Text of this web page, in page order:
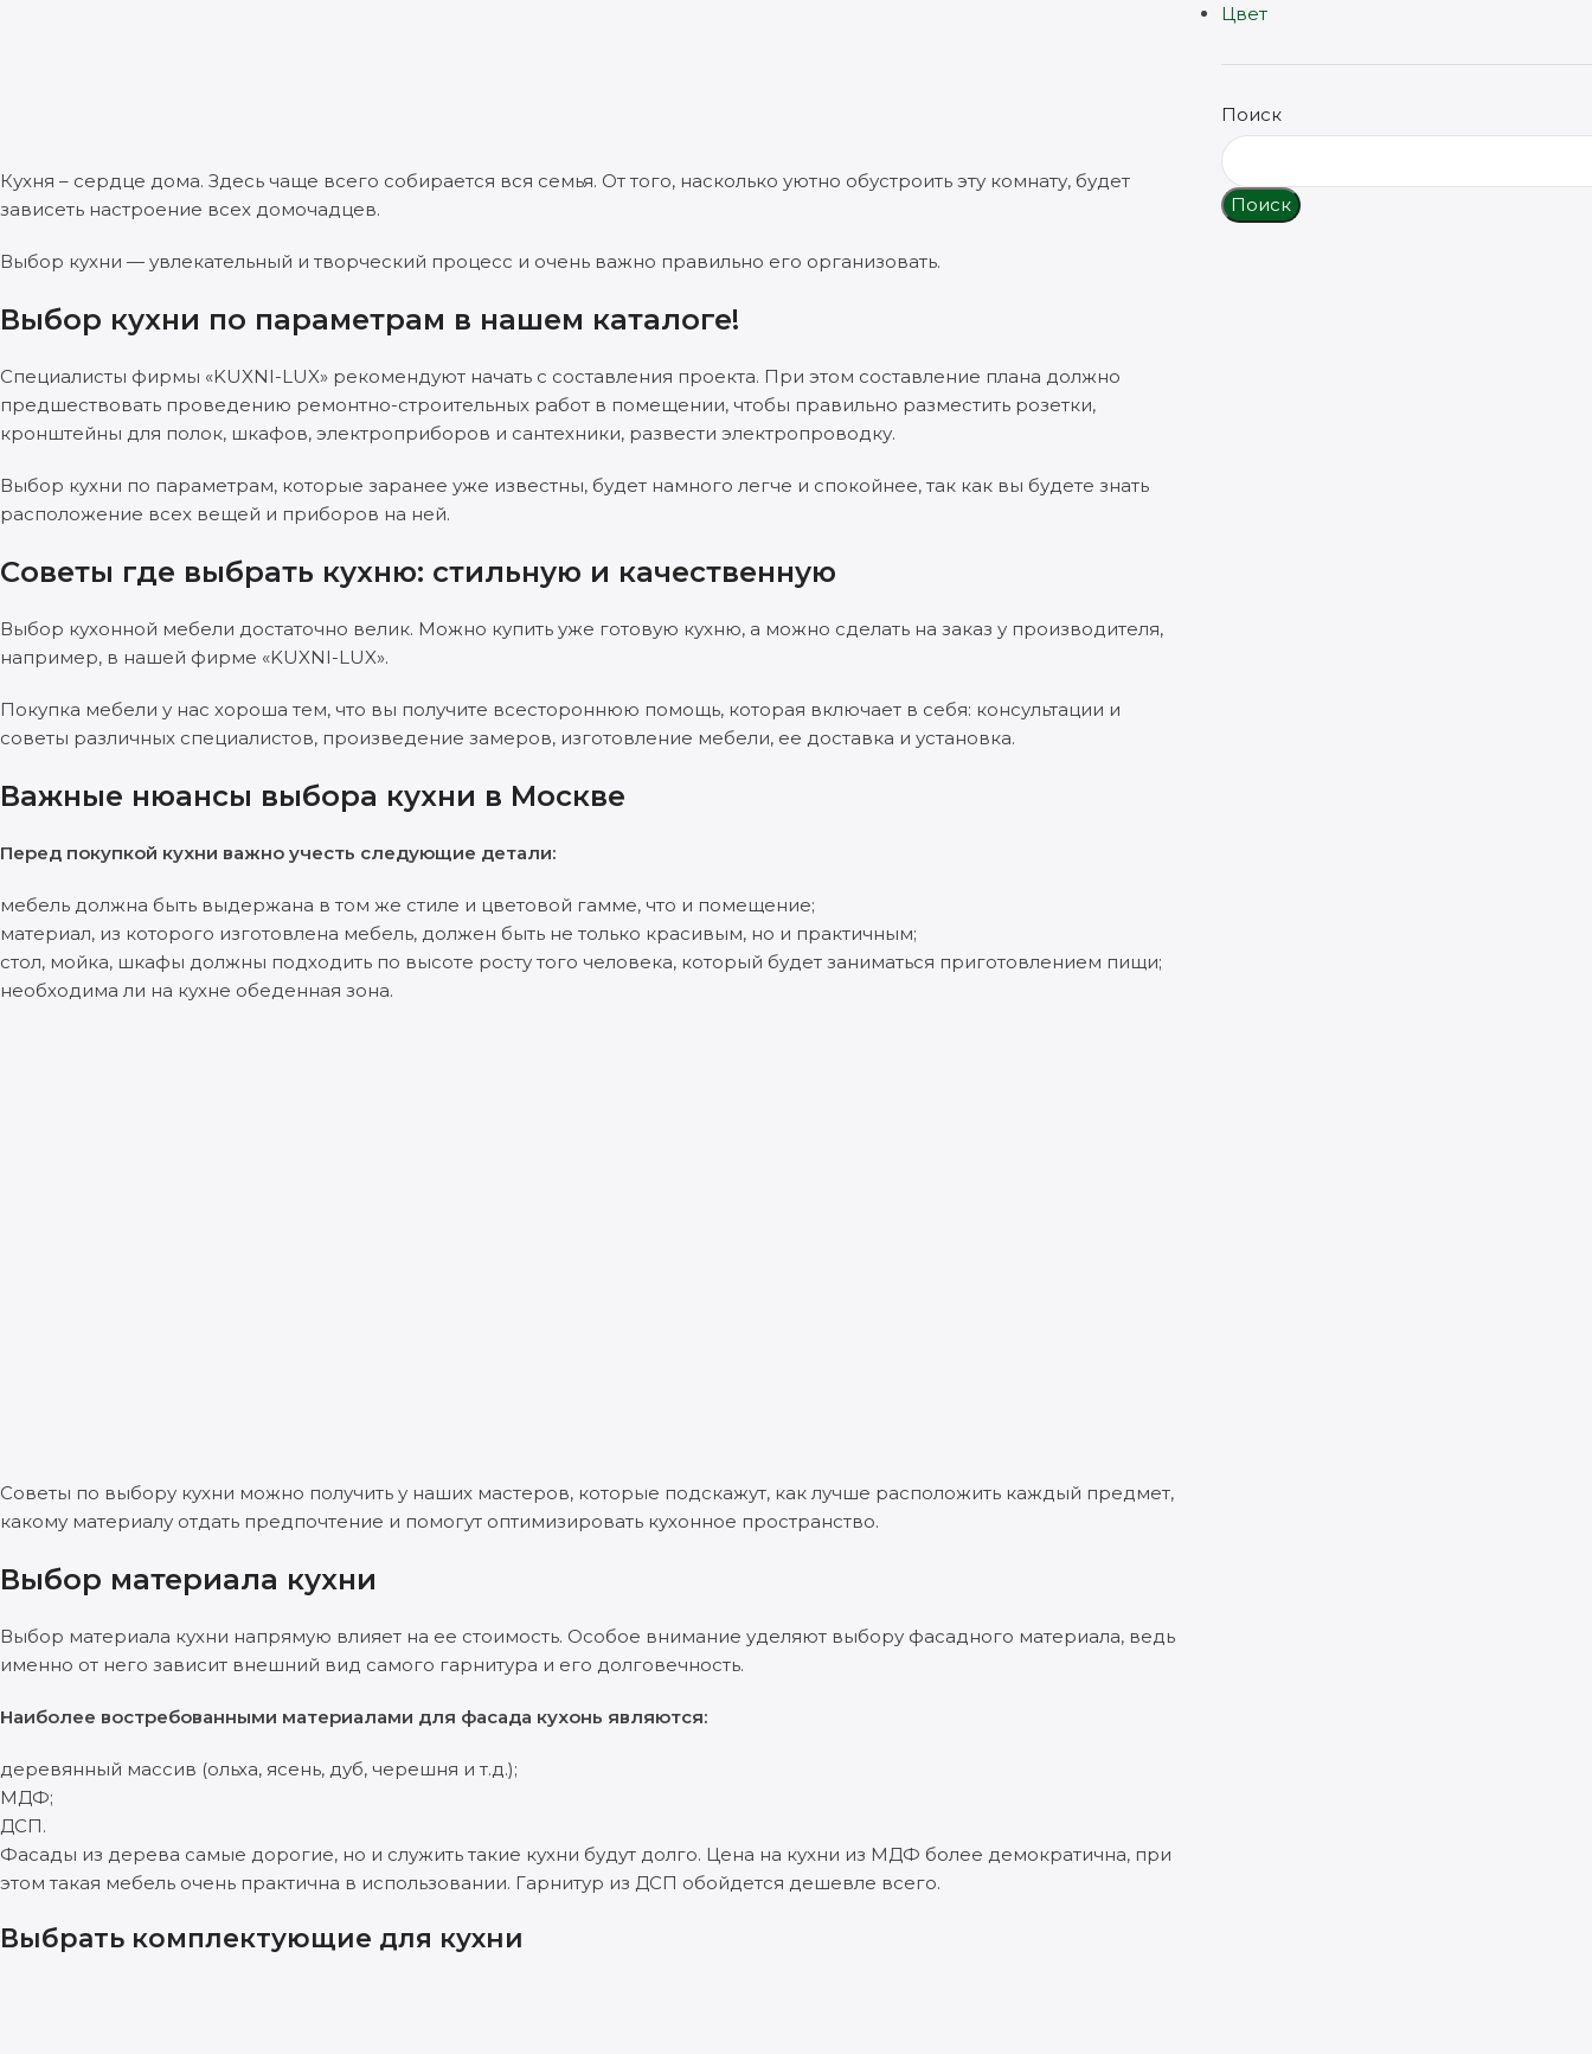
Кухня – сердце дома. Здесь чаще всего собирается вся семья. От того, насколько уютно обустроить эту комнату, будет
зависеть настроение всех домочадцев.
Выбор кухни — увлекательный и творческий процесс и очень важно правильно его организовать.
Выбор кухни по параметрам в нашем каталоге!
Специалисты фирмы «KUXNI-LUX» рекомендуют начать с составления проекта. При этом составление плана должно
предшествовать проведению ремонтно-строительных работ в помещении, чтобы правильно разместить розетки,
кронштейны для полок, шкафов, электроприборов и сантехники, развести электропроводку.
Выбор кухни по параметрам, которые заранее уже известны, будет намного легче и спокойнее, так как вы будете знать
расположение всех вещей и приборов на ней.
Советы где выбрать кухню: стильную и качественную
Выбор кухонной мебели достаточно велик. Можно купить уже готовую кухню, а можно сделать на заказ у производителя,
например, в нашей фирме «KUXNI-LUX».
Покупка мебели у нас хороша тем, что вы получите всестороннюю помощь, которая включает в себя: консультации и
советы различных специалистов, произведение замеров, изготовление мебели, ее доставка и установка.
Важные нюансы выбора кухни в Москве
Перед покупкой кухни важно учесть следующие детали:
мебель должна быть выдержана в том же стиле и цветовой гамме, что и помещение;
материал, из которого изготовлена мебель, должен быть не только красивым, но и практичным;
стол, мойка, шкафы должны подходить по высоте росту того человека, который будет заниматься приготовлением пищи;
необходима ли на кухне обеденная зона.
Советы по выбору кухни можно получить у наших мастеров, которые подскажут, как лучше расположить каждый предмет,
какому материалу отдать предпочтение и помогут оптимизировать кухонное пространство.
Выбор материала кухни
Выбор материала кухни напрямую влияет на ее стоимость. Особое внимание уделяют выбору фасадного материала, ведь
именно от него зависит внешний вид самого гарнитура и его долговечность.
Наиболее востребованными материалами для фасада кухонь являются:
деревянный массив (ольха, ясень, дуб, черешня и т.д.);
МДФ;
ДСП.
Фасады из дерева самые дорогие, но и служить такие кухни будут долго. Цена на кухни из МДФ более демократична, при
этом такая мебель очень практична в использовании. Гарнитур из ДСП обойдется дешевле всего.
Выбрать комплектующие для кухни
Цвет
Поиск
Поиск